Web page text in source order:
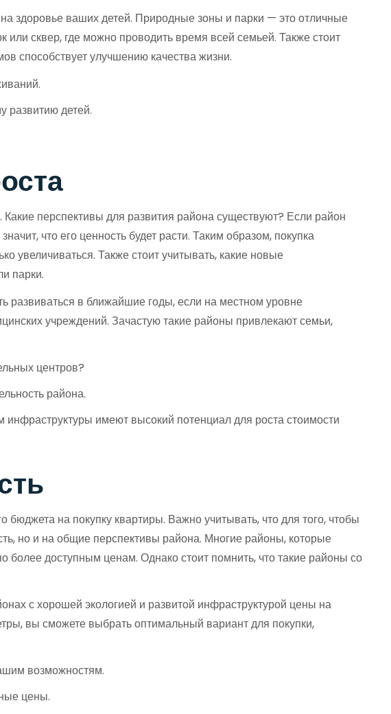
здоровье ваших детей. Природные зоны и парки — это отличные
сквер, где можно проводить время всей семьей. Также стоит
способствует улучшению качества жизни.
развитию детей.
перспективы для развития района существуют? Если район
что его ценность будет расти. Таким образом, покупка
увеличиваться. Также стоит учитывать, какие новые
парки.
развиваться в ближайшие годы, если на местном уровне
учреждений. Зачастую такие районы привлекают семьи,
центров?
района.
имеют высокий потенциал для роста стоимости
на покупку квартиры. Важно учитывать, что для того, чтобы
но и на общие перспективы района. Многие районы, которые
более доступным ценам. Однако стоит помнить, что такие районы со
с хорошей экологией и развитой инфраструктурой цены на
вы сможете выбрать оптимальный вариант для покупки,
возможностям.
цены.